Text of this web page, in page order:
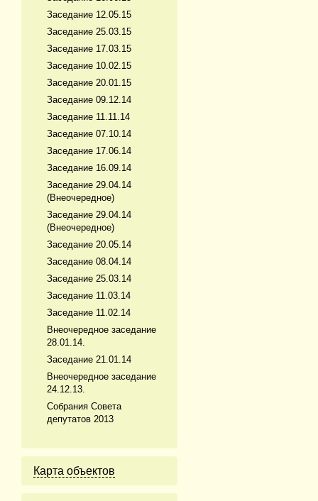
Заседание 12.05.15
Заседание 25.03.15
Заседание 17.03.15
Заседание 10.02.15
Заседание 20.01.15
Заседание 09.12.14
Заседание 11.11.14
Заседание 07.10.14
Заседание 17.06.14
Заседание 16.09.14
Заседание 29.04.14
(Внеочередное)
Заседание 29.04.14
(Внеочередное)
Заседание 20.05.14
Заседание 08.04.14
Заседание 25.03.14
Заседание 11.03.14
Заседание 11.02.14
Внеочередное заседание
28.01.14.
Заседание 21.01.14
Внеочередное заседание
24.12.13.
Собрания Совета
депутатов 2013
Карта объектов